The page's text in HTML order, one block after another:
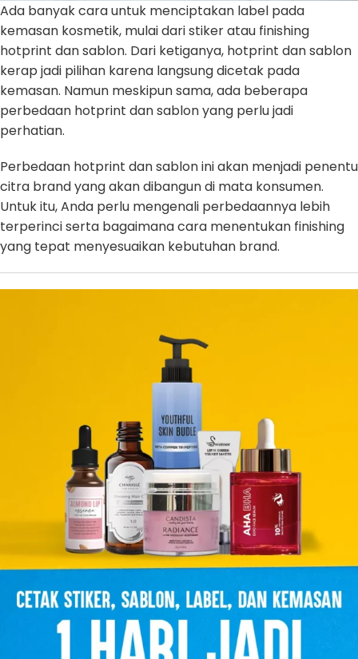
Ada banyak cara untuk menciptakan label pada
kemasan kosmetik, mulai dari stiker atau finishing
hotprint dan sablon. Dari ketiganya, hotprint dan sablon
kerap jadi pilihan karena langsung dicetak pada
kemasan. Namun meskipun sama, ada beberapa
perbedaan hotprint dan sablon yang perlu jadi
perhatian.
Perbedaan hotprint dan sablon ini akan menjadi penentu
citra brand yang akan dibangun di mata konsumen.
Untuk itu, Anda perlu mengenali perbedaannya lebih
terperinci serta bagaimana cara menentukan finishing
yang tepat menyesuaikan kebutuhan brand.